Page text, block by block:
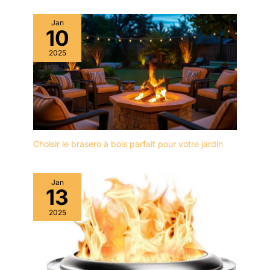
SL5.0X125mm
SL6.0X95mm
SL3.0X75mm
SL3.0X38mm
Jan
10
2025
Choisir le brasero à bois parfait pour votre jardin
Jan
13
2025